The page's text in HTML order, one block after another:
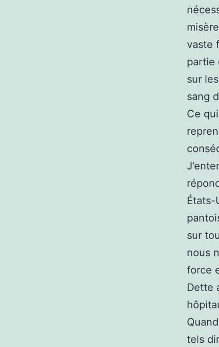
vaste
partie
sur
sang
Ce
États-
sur
nous
force
Dette
tels